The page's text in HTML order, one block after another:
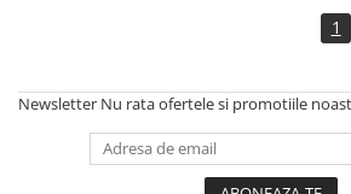
1
Newsletter Nu rata ofertele si promotiile